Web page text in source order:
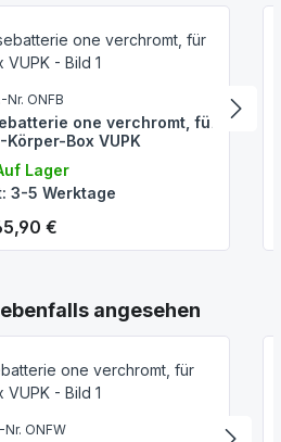
Nr. ONFB
one verchromt, für
Körper-Box VUPK
Lager
3-5 Werktage
Preis:
€
angesehen
Nr. ONFW